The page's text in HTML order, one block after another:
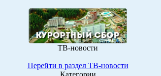
ТВ-новости
Перейти в раздел ТВ-новости